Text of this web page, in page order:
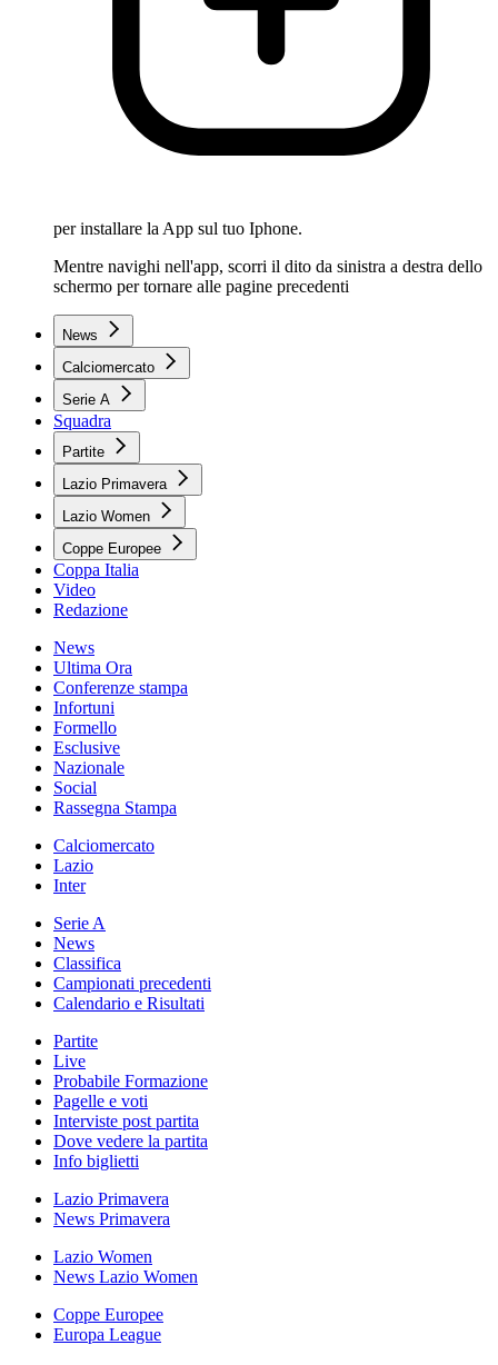
per installare la App sul tuo Iphone.
Mentre navighi nell'app, scorri il dito da sinistra a destra dello
schermo per tornare alle pagine precedenti
News
Calciomercato
Serie A
Squadra
Partite
Lazio Primavera
Lazio Women
Coppe Europee
Coppa Italia
Video
Redazione
News
Ultima Ora
Conferenze stampa
Infortuni
Formello
Esclusive
Nazionale
Social
Rassegna Stampa
Calciomercato
Lazio
Inter
Serie A
News
Classifica
Campionati precedenti
Calendario e Risultati
Partite
Live
Probabile Formazione
Pagelle e voti
Interviste post partita
Dove vedere la partita
Info biglietti
Lazio Primavera
News Primavera
Lazio Women
News Lazio Women
Coppe Europee
Europa League